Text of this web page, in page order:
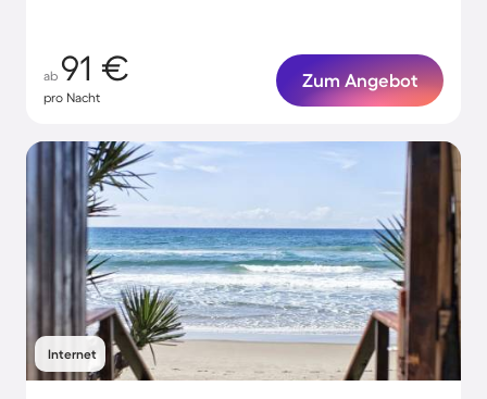
ab 91 €
pro Nacht
Zum Angebot
Internet